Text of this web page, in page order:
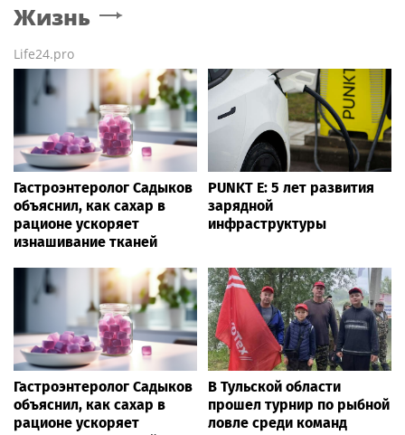
Жизнь
Life24.pro
Гастроэнтеролог Садыков
объяснил, как сахар в
рационе ускоряет
изнашивание тканей
PUNKT E: 5 лет развития
зарядной
инфраструктуры
Гастроэнтеролог Садыков
объяснил, как сахар в
рационе ускоряет
В Тульской области
прошел турнир по рыбной
ловле среди команд